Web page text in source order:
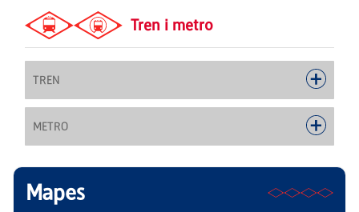
Tren i metro
TREN
METRO
Mapes